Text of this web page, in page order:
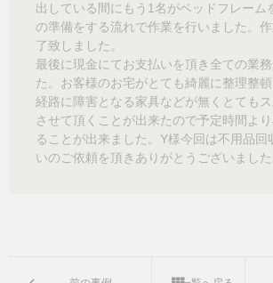
出している間にもう 1名がベッドフレーム
の準備をする流れで作業を行いました。
了致しました。
最後に現金にてお支払いを頂き全ての業
た。お客様のお宅がとても綺麗に整理整
経路に障害となる家具などが無くとても
させて頂くことが出来たので予定時間よ
ることが出来ました。 Y様今回は不用品回
いのご依頼を頂きありがとうございました